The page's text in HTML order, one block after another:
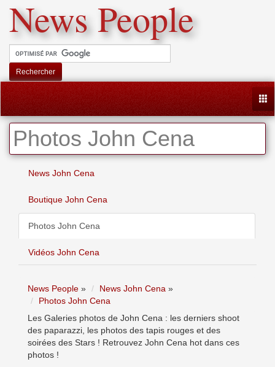
News People
Rechercher
Photos John Cena
News John Cena
Boutique John Cena
Photos John Cena
Vidéos John Cena
News People » News John Cena »
Photos John Cena
Les Galeries photos de John Cena : les derniers shoot
des paparazzi, les photos des tapis rouges et des
soirées des Stars ! Retrouvez John Cena hot dans ces
photos !